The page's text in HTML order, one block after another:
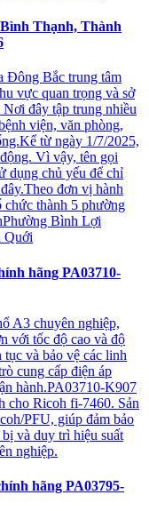
Thạnh, Thành
Đông Bắc trung tâm
vực quan trọng và sở
đây tập trung nhiều
viện, văn phòng,
từ ngày 1/7/2025,
Vì vậy, tên gọi
dụng chủ yếu để chỉ
đơn vị hành
thành 5 phường
Bình Lợi
Quới
hãng PA03710-
A3 chuyên nghiệp,
với tốc độ cao và độ
và bảo vệ các linh
cung cấp điện áp
hành.PA03710-K907
cho Ricoh fi-7460. Sản
PFU, giúp đảm bảo
và duy trì hiệu suất
nghiệp.
hãng PA03795-